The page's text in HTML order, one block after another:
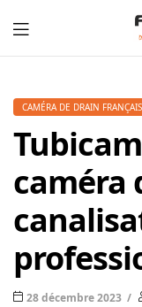
–
CAMÉRA DE DRAIN FRANÇAIS
caméra
28 décembre 2023